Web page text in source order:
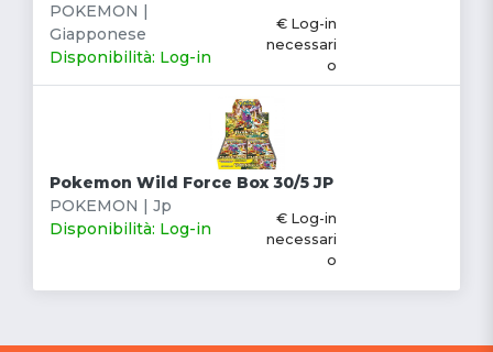
POKEMON |
Giapponese
Disponibilità: Log-in
€ Log-in
necessari
o
Pokemon Wild Force Box 30/5 JP
POKEMON | Jp
Disponibilità: Log-in
€ Log-in
necessari
o